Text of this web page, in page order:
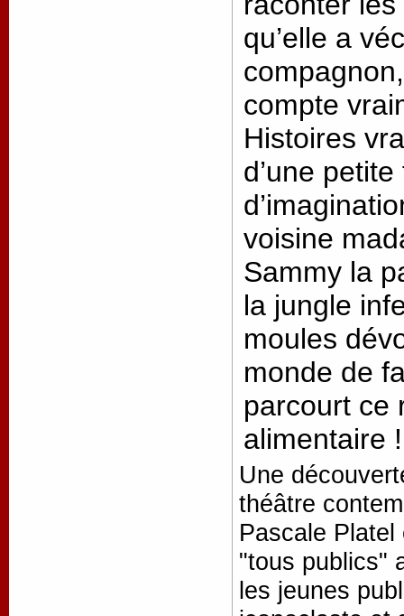
qu’elle a
compte
Histoires
d’une
voisine
Sammy la
la jungle
moules
monde de
parcourt ce
alimentaire
Une
théâtre
Pascale
"tous publics"
les jeunes